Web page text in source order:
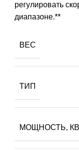
регулировать
диапазоне.**
ВЕС
ТИП
МОЩНОСТЬ,